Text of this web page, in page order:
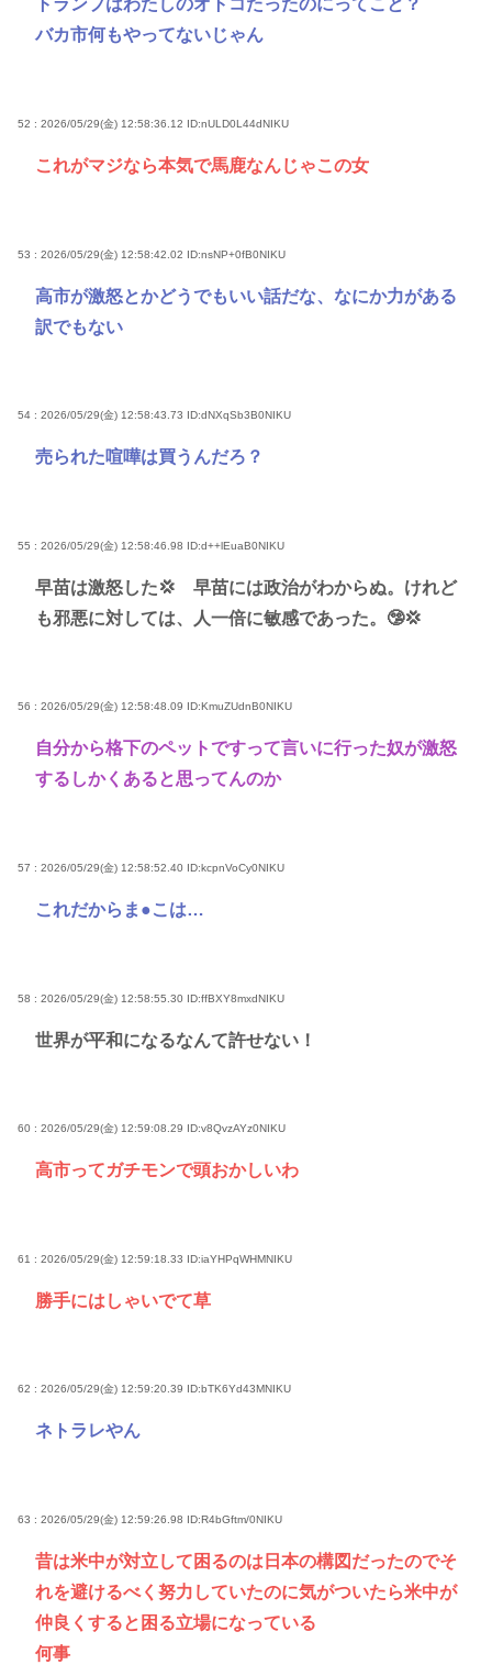
トランプはわたしのオトコたったのにってこと？
バカ市何もやってないじゃん
52 : 2026/05/29(金) 12:58:36.12 ID:nULD0L44dNIKU
これがマジなら本気で馬鹿なんじゃこの女
53 : 2026/05/29(金) 12:58:42.02 ID:nsNP+0fB0NIKU
高市が激怒とかどうでもいい話だな、なにか力がある
訳でもない
54 : 2026/05/29(金) 12:58:43.73 ID:dNXqSb3B0NIKU
売られた喧嘩は買うんだろ？
55 : 2026/05/29(金) 12:58:46.98 ID:d++lEuaB0NIKU
早苗は激怒した💢 早苗には政治がわからぬ。けれど
も邪悪に対しては、人一倍に敏感であった。🤥💢
56 : 2026/05/29(金) 12:58:48.09 ID:KmuZUdnB0NIKU
自分から格下のペットですって言いに行った奴が激怒
するしかくあると思ってんのか
57 : 2026/05/29(金) 12:58:52.40 ID:kcpnVoCy0NIKU
これだからま●こは…
58 : 2026/05/29(金) 12:58:55.30 ID:ffBXY8mxdNIKU
世界が平和になるなんて許せない！
60 : 2026/05/29(金) 12:59:08.29 ID:v8QvzAYz0NIKU
高市ってガチモンで頭おかしいわ
61 : 2026/05/29(金) 12:59:18.33 ID:iaYHPqWHMNIKU
勝手にはしゃいでて草
62 : 2026/05/29(金) 12:59:20.39 ID:bTK6Yd43MNIKU
ネトラレやん
63 : 2026/05/29(金) 12:59:26.98 ID:R4bGftm/0NIKU
昔は米中が対立して困るのは日本の構図だったのでそ
れを避けるべく努力していたのに気がついたら米中が
仲良くすると困る立場になっている
何事